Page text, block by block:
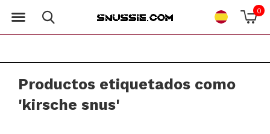
0
Productos etiquetados como
'kirsche snus'